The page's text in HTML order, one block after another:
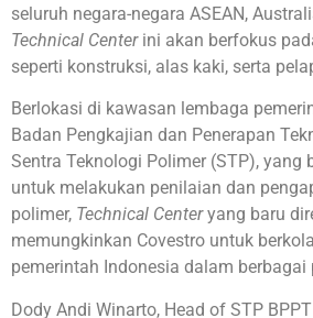
seluruh negara-negara ASEAN,
Technical Centerini akan berfokus
seperti konstruksi, alas kaki, serta
Berlokasi di kawasan lembaga
Badan Pengkajian dan Penerapan
Sentra Teknologi Polimer (STP), yang
untuk melakukan penilaian dan
polimer, Technical Centeryang baru
memungkinkan Covestro untuk
pemerintah Indonesia dalam berbagai
Dody Andi Winarto, Head of STP